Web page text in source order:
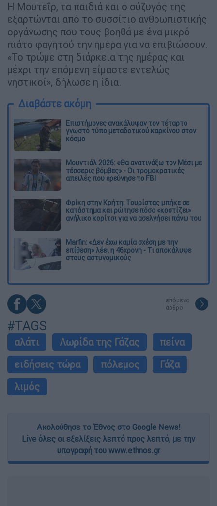
Η Μουτεΐρ, τα παιδιά και ο σύζυγός της
εξαρτώνται από το συσσίτιο ανθρωπιστικής
οργάνωσης που τους βοηθά με ένα μικρό
πιάτο φαγητού την ημέρα για να επιβιώσουν.
«Το τρώμε στη διάρκεια της ημέρας και
μέχρι την επόμενη είμαστε εντελώς
νηστικοί», δήλωσε η ίδια.
Διαβάστε ακόμη
Επιστήμονες ανακάλυψαν τον τέταρτο
γνωστό τύπο μεταδοτικού καρκίνου στον
κόσμο
Μουντιάλ 2026: «Θα ανατινάξω τον Μέσι με
τέσσερις βόμβες» - Οι τρομοκρατικές
απειλές που ερεύνησε το FBI
Φρίκη στην Κρήτη: Τουρίστας μπήκε σε
κατάστημα και ρώτησε πόσο «κοστίζει»
ανήλικο κορίτσι για να ασελγήσει πάνω του
Marfin: «Δεν έχω καμία σχέση με την
επίθεση» λέει η 46χρονη - Τι αποκάλυψε
στους αστυνομικούς
επόμενο
άρθρο
#TAGS
αλάτι Λωρίδα της Γάζας
πείνα
ειδήσεις τώρα
πόλεμος
Γάζα
λιμός
Ακολούθησε το Έθνος στο Google News!
Live όλες οι εξελίξεις λεπτό προς λεπτό, με την
υπογραφή του www.ethnos.gr